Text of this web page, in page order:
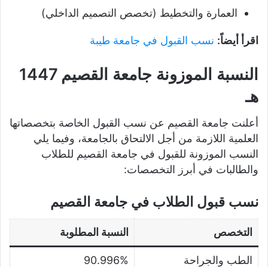
العمارة والتخطيط (تخصص التصميم الداخلي)
اقرأ أيضاً: نسب القبول في جامعة طيبة
النسبة الموزونة جامعة القصيم 1447
هـ
أعلنت جامعة القصيم عن نسب القبول الخاصة بتخصصاتها
العلمية اللازمة من أجل الالتحاق بالجامعة، وفيما يلي
النسب الموزونة للقبول في جامعة القصيم للطلاب
والطالبات في أبرز التخصصات:
نسب قبول الطلاب في جامعة القصيم
التخصص النسبة المطلوبة
الطب والجراحة 90.996%